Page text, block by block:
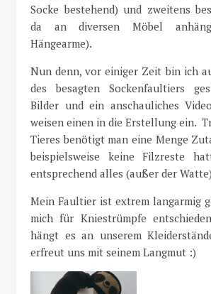
Socke bestehend) und zweitens
da an diversen Möbel
Hängearme).
Nun denn, vor einiger Zeit bin ich
des besagten Sockenfaultiers
Bilder und ein anschauliches
weisen einen in die Erstellung ein.
Tieres benötigt man eine Menge
beispielsweise keine Filzreste
entsprechend alles (außer der
Mein Faultier ist extrem langarmig
mich für Kniestrümpfe
hängt es an unserem
erfreut uns mit seinem Langmut :)